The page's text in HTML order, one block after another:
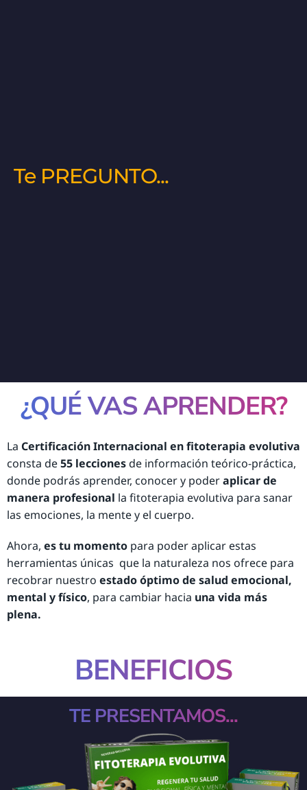
Te PREGUNTO...
¿QUÉ VAS APRENDER?
La Certificación Internacional en fitoterapia evolutiva
consta de55 leccionesde información teórico-práctica,
donde podrás aprender, conocer y poderaplicar de
manera profesional la fitoterapia evolutiva para sanar
las emociones, la mente y el cuerpo.
Ahora, es tu momento para poder aplicar estas
herramientas únicas que la naturaleza nos ofrece para
recobrar nuestro estado óptimo de salud emocional,
mental y físico, para cambiar hacia una vida más
plena.
BENEFICIOS
TE PRESENTAMOS...